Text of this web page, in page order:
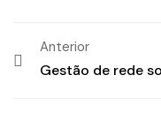
Anterior
Gestão de rede